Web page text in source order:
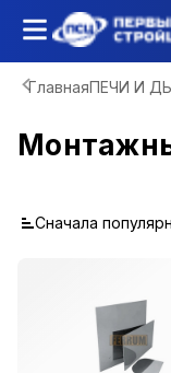
ГлавнаяПЕЧИ И
Сначала